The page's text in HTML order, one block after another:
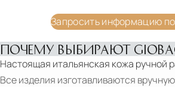
Запросить цену Запросить
ПОЧЕМУ ВЫБИРАЮТ
Настоящая итальянская кожа ручной
Все изделия изготавливаются